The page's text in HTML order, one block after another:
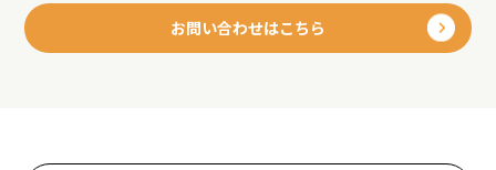
お問い合わせはこちら